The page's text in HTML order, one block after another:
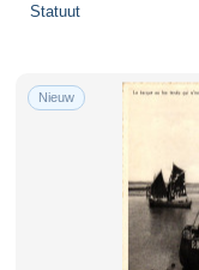
Statuut
Nieuw